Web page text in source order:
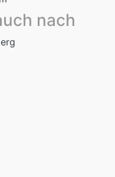
nach